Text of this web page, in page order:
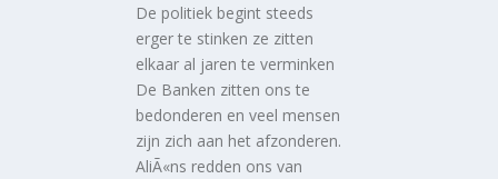
De politiek begint steeds
erger te stinken ze zitten
elkaar al jaren te verminken
De Banken zitten ons te
bedonderen en veel mensen
zijn zich aan het afzonderen.
AliÃ«ns redden ons van